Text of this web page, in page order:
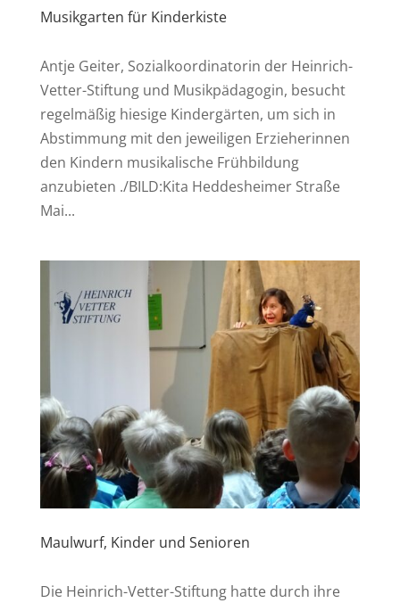
Musikgarten für Kinderkiste
Antje Geiter, Sozialkoordinatorin der Heinrich-
Vetter-Stiftung und Musikpädagogin, besucht
regelmäßig hiesige Kindergärten, um sich in
Abstimmung mit den jeweiligen Erzieherinnen
den Kindern musikalische Frühbildung
anzubieten ./BILD:Kita Heddesheimer Straße
Mai...
Maulwurf, Kinder und Senioren
Die Heinrich-Vetter-Stiftung hatte durch ihre